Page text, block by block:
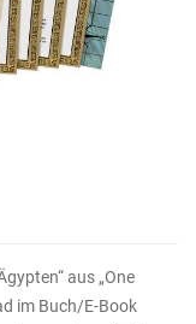
aus „One
im Buch/E-Book